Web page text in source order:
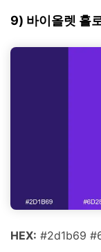
9) 바이올렛 홀
HEX: #2d1b69